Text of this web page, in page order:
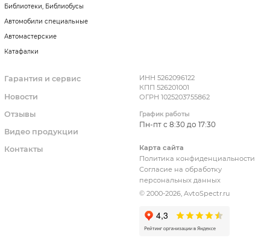
Библиотеки, Библиобусы
Автомобили специальные
Автомастерские
Катафалки
Гарантия и сервис
Новости
Отзывы
Видео продукции
Контакты
ИНН 5262096122
КПП 526201001
ОГРН 1025203755862
График работы
Пн-пт с 8:30 до 17:30
Карта сайта
Политика конфиденциальности
Согласие на обработку
персональных данных
© 2000-2026, AvtoSpectr.ru